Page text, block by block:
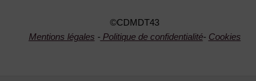
©CDMDT43
Mentions légales -Politique de confidentialité- Cookies